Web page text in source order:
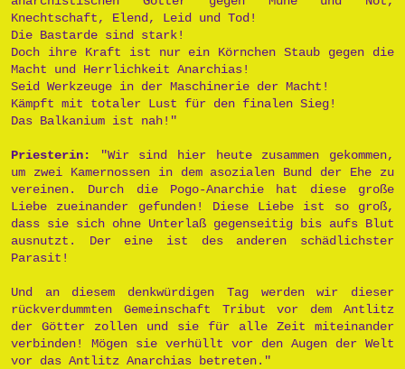
Knechtschaft, Elend, Leid und Tod!
Die Bastarde sind stark!
Doch ihre Kraft ist nur ein Körnchen Staub gegen die
Macht und Herrlichkeit Anarchias!
Seid Werkzeuge in der Maschinerie der Macht!
Kämpft mit totaler Lust für den finalen Sieg!
Das Balkanium ist nah!"
Priesterin:
"Wir sind hier heute zusammen gekommen,
um zwei Kamernossen in dem asozialen Bund der Ehe zu
vereinen. Durch die Pogo-Anarchie hat diese große
Liebe zueinander gefunden! Diese Liebe ist so groß,
dass sie sich ohne Unterlaß gegenseitig bis aufs Blut
ausnutzt. Der eine ist des anderen schädlichster
Parasit!
Und an diesem denkwürdigen Tag werden wir dieser
rückverdummten Gemeinschaft Tribut vor dem Antlitz
der Götter zollen und sie für alle Zeit miteinander
verbinden! Mögen sie verhüllt vor den Augen der Welt
vor das Antlitz Anarchias betreten."